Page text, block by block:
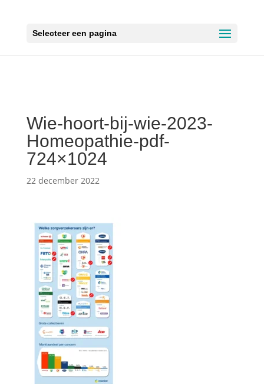
Selecteer een pagina
Wie-hoort-bij-wie-2023-
Homeopathie-pdf-
724×1024
22 december 2022